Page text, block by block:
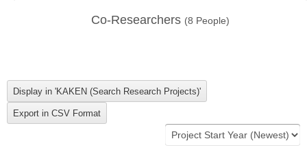
Co-Researchers (8 People)